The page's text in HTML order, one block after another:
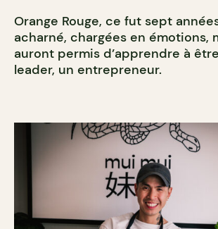
Orange Rouge, ce fut sept
acharné, chargées en émotions,
auront permis d’apprendre à
leader, un entrepreneur.